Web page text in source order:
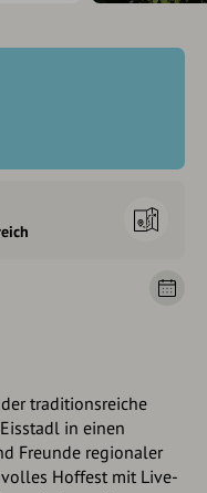
traditionsreiche
in einen
Freunde regionaler
Hoffest mit Live-